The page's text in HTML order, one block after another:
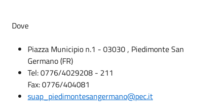
Dove
Piazza Municipio n.1 - 03030 , Piedimonte San
Germano (FR)
Tel: 0776/4029208 - 211
Fax: 0776/404081
suap_piedimontesangermano@pec.it